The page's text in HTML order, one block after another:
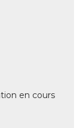
en cours